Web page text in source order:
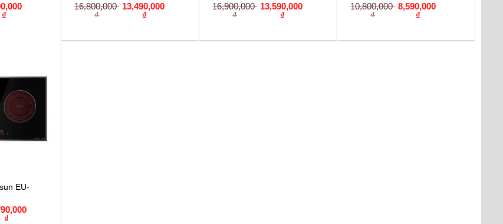
₫
16,800,000
₫
13,490,000
₫
16,900,000
₫
13,590,000
₫
10,800,000
₫
8,590,000
₫
EU-
₫